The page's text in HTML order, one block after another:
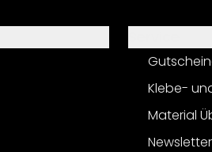
Klebe-
Material